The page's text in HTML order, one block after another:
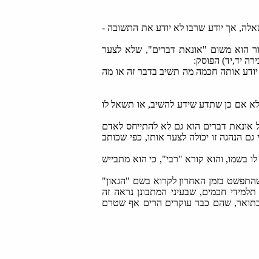
אך יודע שרבו לא יודע את התשובה -
הוא משום "אונאת דברים", שלא לצער
יד,יד) הפוסק:
אותה חכמה מה תשיב בדבר זה או מה
אם כן שתדע שידע להשיב, או תשאל לו
אונאת דברים הוא גם לא להתייחס לאדם
הנהגה זו יכולה לצער אותו, כפי שכותב
בשמו, והוא קורא "רבי", כי הוא מתבייש
בזמן האחרון לקרוא בשם "הגאון"
חכמים, שבעיני המתבונן נראה זה
בתואר, שהם כבר עוקרים הרים אף שטרם